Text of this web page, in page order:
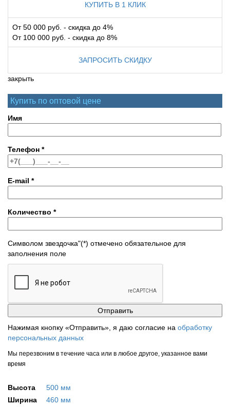
КУПИТЬ В 1 КЛИК
От 50 000 руб. - скидка до 4%
От 100 000 руб. - скидка до 8%
ЗАПРОСИТЬ СКИДКУ
закрыть
Купить по оптовой цене
Имя
Телефон *
E-mail *
Количество *
Символом звездочка"(*) отмечено обязательное для
заполнения поле
Нажимая кнопку «Отправить», я даю согласие на обработку
персональных данных
Мы перезвоним в течение часа или в любое другое, указанное вами
время
Высота
500 мм
Ширина
460 мм